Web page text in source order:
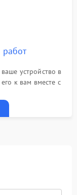
устройство в
к вам вместе с